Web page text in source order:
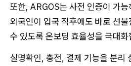
또한, ARGOS는 사전 인증이 가
외국인이 입국 직후에도 바로 선
수 있도록 온보딩 효율성을 극대화
실명확인, 충전, 결제 기능을 분리